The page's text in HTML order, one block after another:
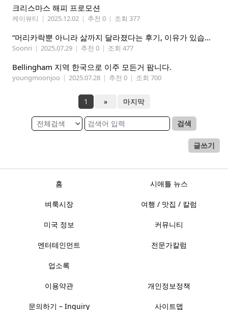
크리스마스 해피 프로모션
케이뷰티 | 2025.12.02 | 추천 0 | 조회 377
“머리카락뿐 아니라 삶까지 달라졌다는 후기, 이유가 있습니다
Soonri | 2025.07.29 | 추천 0 | 조회 477
Bellingham 지역 한국으로 이주 모든거 팜니다.
youngmoonjoo | 2025.07.28 | 추천 0 | 조회 700
1 » 마지막
검색
글쓰기
홈 시애틀 뉴스
벼룩시장 여행 / 맛집 / 칼럼
미국 정보 커뮤니티
엔터테인먼트 전문가칼럼
업소록
이용약관 개인정보정책
문의하기 – Inquiry 사이트맵